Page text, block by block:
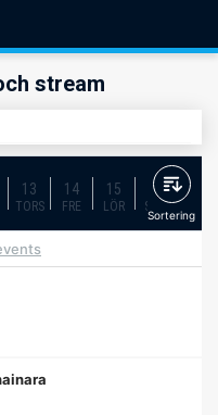
stream
13
TORS
14
FRE
15
LÖR
16
SÖN
Sortering